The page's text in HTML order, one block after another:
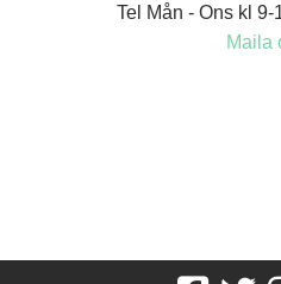
Tel Mån - Ons kl
Maila